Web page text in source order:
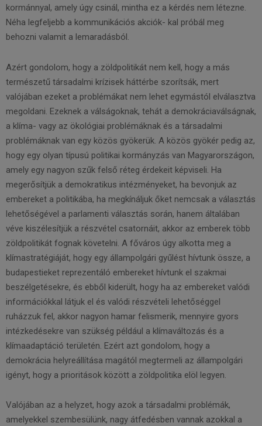
kormánnyal, amely úgy csinál, mintha ez a kérdés nem létezne.
Néha legfeljebb a kommunikációs akciók- kal próbál meg
behozni valamit a lemaradásból.
Azért gondolom, hogy a zöldpolitikát nem kell, hogy a más
természetű társadalmi krízisek háttérbe szorítsák, mert
valójában ezeket a problémákat nem lehet egymástól elválasztva
megoldani. Ezeknek a válságoknak, tehát a demokráciaválságnak,
a klíma- vagy az ökológiai problémáknak és a társadalmi
problémáknak van egy közös gyökerük. A közös gyökér pedig az,
hogy egy olyan típusú politikai kormányzás van Magyarországon,
amely egy nagyon szűk felső réteg érdekeit képviseli. Ha
megerősítjük a demokratikus intézményeket, ha bevonjuk az
embereket a politikába, ha megkínáljuk őket nemcsak a választás
lehetőségével a parlamenti választás során, hanem általában
véve kiszélesítjük a részvétel csatornáit, akkor az emberek több
zöldpolitikát fognak követelni. A főváros úgy alkotta meg a
klímastratégiáját, hogy egy állampolgári gyűlést hívtunk össze, a
budapestieket reprezentáló embereket hívtunk el szakmai
beszélgetésekre, és ebből kiderült, hogy ha az embereket valódi
információkkal látjuk el és valódi részvételi lehetőséggel
ruházzuk fel, akkor nagyon hamar felismerik, mennyire gyors
intézkedésekre van szükség például a klímaváltozás és a
klímaadaptáció területén. Ezért azt gondolom, hogy a
demokrácia helyreállítása magától megtermeli az állampolgári
igényt, hogy a prioritások között a zöldpolitika elöl legyen.
Valójában az a helyzet, hogy azok a társadalmi problémák,
amelyekkel szembesülünk, nagy átfedésben vannak azokkal a